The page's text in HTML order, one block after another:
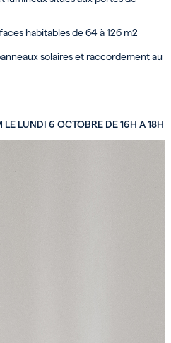
habitables de 64 à 126 m2
solaires et raccordement au
LUNDI 6 OCTOBRE DE 16H A 18H